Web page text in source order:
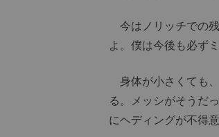
今はノリッチでの
よ。僕は今後も必ず
身体が小さくても
る。メッシがそうだ
にヘディングが不得